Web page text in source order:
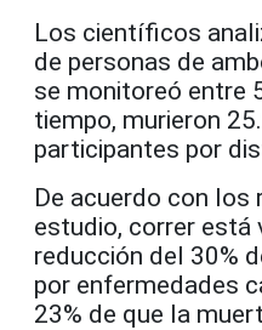
Los científicos
de personas de
se monitoreó entre
tiempo, murieron
participantes por
De acuerdo con los
estudio, correr está
reducción del 30%
por enfermedades
23% de que la